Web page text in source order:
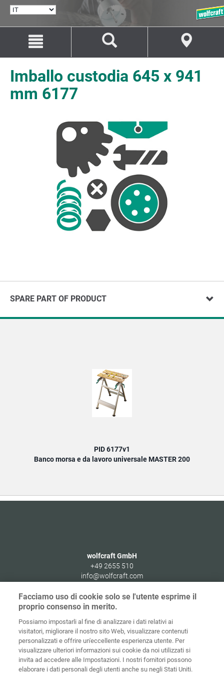
SELEZIONA
contenuto
navigazione
Imballo custodia 645 x 941
mm 6177
SPARE PART OF PRODUCT
PID 6177v1
Banco morsa e da lavoro universale MASTER 200
wolfcraft GmbH
+49 2655 510
info@wolfcraft.com
56746 Kempenich
Germany
Home Contatti Colofone Tutela dei dati
Facciamo uso di cookie solo se l'utente esprime il
proprio consenso in merito.
Possiamo impostarli al fine di analizzare i dati relativi ai
visitatori, migliorare il nostro sito Web, visualizzare contenuti
personalizzati e offrire un'eccellente esperienza utente. Per
visualizzare ulteriori informazioni sui cookie da noi utilizzati si
invita ad accedere alle Impostazioni. I nostri fornitori possono
elaborare i dati personali degli utenti anche su negli Stati Uniti.